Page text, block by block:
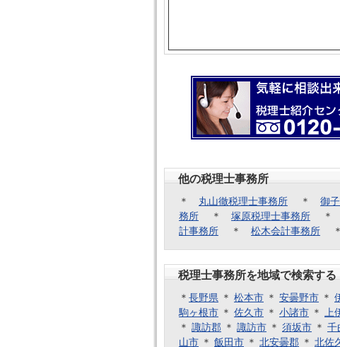
他の税理士事務所
＊ 丸山徹税理士事務所 ＊ 御
務所 ＊ 塚原税理士事務所 ＊
計事務所 ＊ 松木会計事務所
税理士事務所を地域で検索する
＊ 長野県 ＊ 松本市 ＊ 安曇野市 ＊
駒ヶ根市 ＊ 佐久市 ＊ 小諸市 ＊ 上
＊ 諏訪郡 ＊ 諏訪市 ＊ 須坂市 ＊ 千
山市 ＊ 飯田市 ＊ 北安曇郡 ＊ 北佐